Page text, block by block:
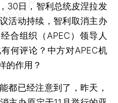
30日，智利总统皮涅拉发
活动持续，智利取消主办
合组织（APEC）领导人
何评论？中方对APEC机
的作用？
都已经注意到了，昨天，